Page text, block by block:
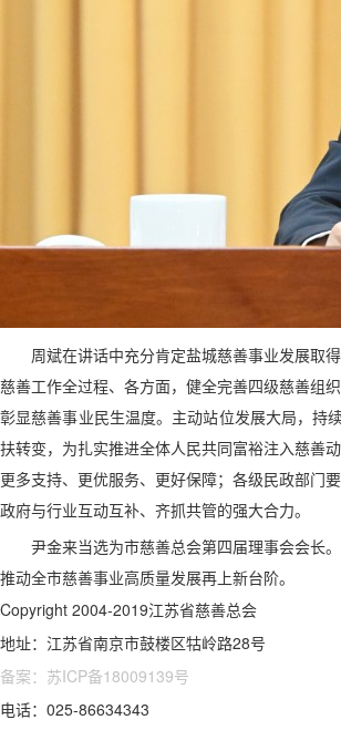
周斌在讲话中充分肯定盐城慈善事业发展取
慈善工作全过程、各方面，健全完善四级慈善组
彰显慈善事业民生温度。主动站位发展大局，持
扶转变，为扎实推进全体人民共同富裕注入慈善
更多支持、更优服务、更好保障；各级民政部门
政府与行业互动互补、齐抓共管的强大合力。
尹金来当选为市慈善总会第四届理事会会长
推动全市慈善事业高质量发展再上新台阶。
Copyright 2004-2019江苏省慈善总会
地址：江苏省南京市鼓楼区牯岭路28号
备案：苏ICP备18009139号
电话：025-86634343